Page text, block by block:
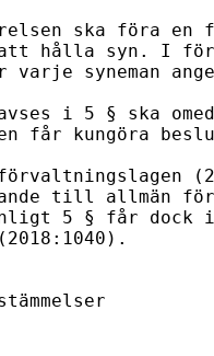
ska föra en
hålla syn. I
varje syneman
i 5 § ska
får kungöra
till allmän
5 § får dock